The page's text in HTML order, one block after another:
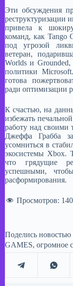
Эти обсуждения
реструктуризации
привела к
команд, как Tango
под угрозой
ветеран,
Worlds и
политики
готова
ради оптимизации
К счастью, на
избежать
работу над своими
Джеффа Грабба
усомниться в
экосистемы Xbox.
что грядущие
успешными,
расформирования.
Просмотров: 140
Поделись
GAMES, огромное